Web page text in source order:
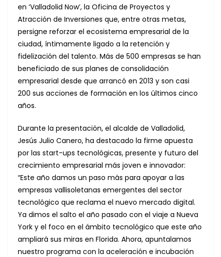
en ‘Valladolid Now’, la Oficina de Proyectos y
Atracción de Inversiones que, entre otras metas,
persigne reforzar el ecosistema empresarial de la
ciudad, íntimamente ligado a la retención y
fidelización del talento. Más de 500 empresas se han
beneficiado de sus planes de consolidación
empresarial desde que arrancó en 2013 y son casi
200 sus acciones de formación en los últimos cinco
años.
Durante la presentación, el alcalde de Valladolid,
Jesús Julio Canero, ha destacado la firme apuesta
por las start-ups tecnológicas, presente y futuro del
crecimiento empresarial más joven e innovador:
“Este año damos un paso más para apoyar a las
empresas vallisoletanas emergentes del sector
tecnológico que reclama el nuevo mercado digital.
Ya dimos el salto el año pasado con el viaje a Nueva
York y el foco en el ámbito tecnológico que este año
ampliará sus miras en Florida. Ahora, apuntalamos
nuestro programa con la aceleración e incubación